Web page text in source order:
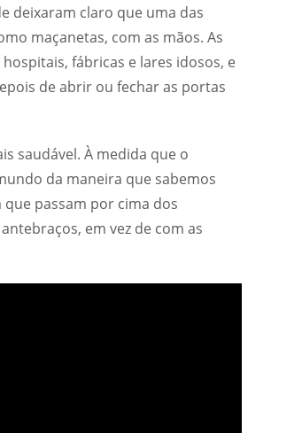
deixaram claro que uma das
maçanetas, com as mãos. As
fábricas e lares idosos, e
de abrir ou fechar as portas
saudável. À medida que o
da maneira que sabemos
passam por cima dos
em vez de com as